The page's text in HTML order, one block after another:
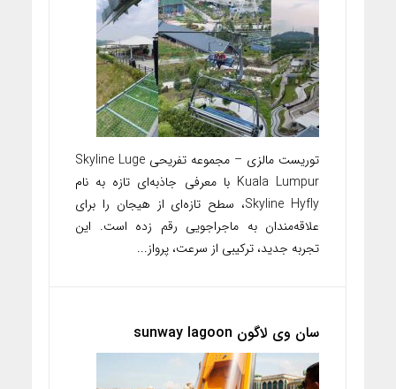
توریست مالزی – مجموعه تفریحی Skyline Luge
Kuala Lumpur با معرفی جاذبه‌ای تازه به نام
Skyline Hyfly، سطح تازه‌ای از هیجان را برای
علاقه‌مندان به ماجراجویی رقم زده است. این
تجربه جدید، ترکیبی از سرعت، پرواز...
سان وی لاگون sunway lagoon